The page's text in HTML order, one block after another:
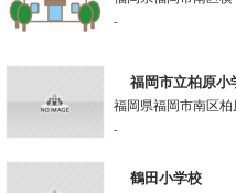
-
福岡市立柏原小
福岡県福岡市南区柏
-
鶴田小学校